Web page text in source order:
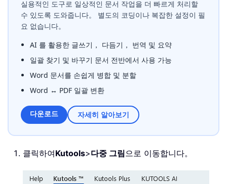
실용적인 도구로 일상적인 문서 작업을 더 빠르게 처리할
수 있도록 도와줍니다。 별도의 코딩이나 복잡한 설정이 필
요 없습니다。
AI 를 활용한 글쓰기， 다듬기， 번역 및 요약
일괄 찾기 및 바꾸기 문서 전반에서 사용 가능
Word 문서를 손쉽게 병합 및 분할
Word ↔ PDF 일괄 변환
다운로드 자세히 알아보기
클릭하여Kutools>다중 그림으로 이동합니다。